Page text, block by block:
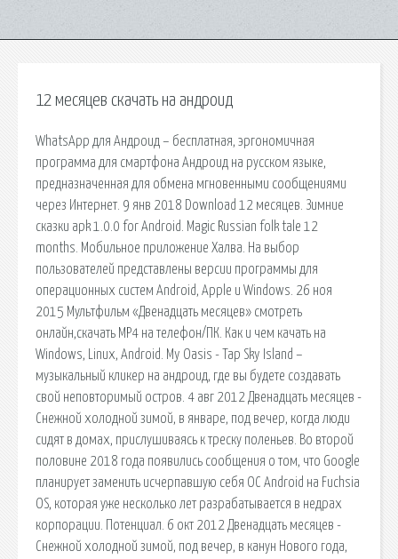
12 месяцев скачать на андроид
WhatsApp для Андроид – бесплатная, эргономичная
программа для смартфона Андроид на русском языке,
предназначенная для обмена мгновенными сообщениями
через Интернет. 9 янв 2018 Download 12 месяцев. Зимние
сказки apk 1.0.0 for Android. Magic Russian folk tale 12
months. Мобильное приложение Халва. На выбор
пользователей представлены версии программы для
операционных систем Android, Apple и Windows. 26 ноя
2015 Мультфильм «Двенадцать месяцев» смотреть
онлайн,скачать MP4 на телефон/ПК. Как и чем качать на
Windows, Linux, Android. My Oasis - Tap Sky Island –
музыкальный кликер на андроид, где вы будете создавать
свой неповторимый остров. 4 авг 2012 Двенадцать месяцев -
Снежной холодной зимой, в январе, под вечер, когда люди
сидят в домах, прислушиваясь к треску поленьев. Во второй
половине 2018 года появились сообщения о том, что Google
планирует заменить исчерпавшую себя ОС Android на Fuchsia
OS, которая уже несколько лет разрабатывается в недрах
корпорации. Потенциал. 6 окт 2012 Двенадцать месяцев -
Снежной холодной зимой, под вечер, в канун Нового года,